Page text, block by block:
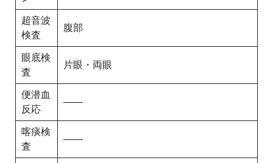
超音波
検査
腹部
眼底検
査
片眼・両眼
便潜血
反応
――
喀痰検
査
――